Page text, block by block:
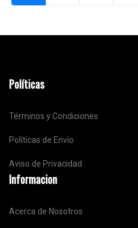
Políticas
Términos y Condiciones
Políticas de Envío
Aviso de Privacidad
Informacion
Acerca de Nosotros